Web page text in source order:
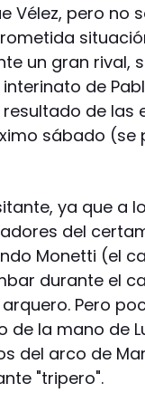
Vélez, pero no
un gran rival,
de
de las
sábado (se
ya que a
del
Monetti (el
durante el
Pero
la mano de
del arco de
"tripero".